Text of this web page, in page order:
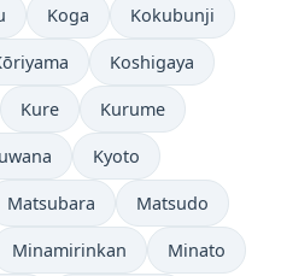
Koga Kokubunji
Koshigaya
Kure Kurume
Kyoto
Matsubara Matsudo
Minamirinkan Minato